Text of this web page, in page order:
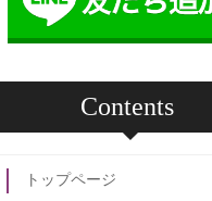
Contents
トップページ